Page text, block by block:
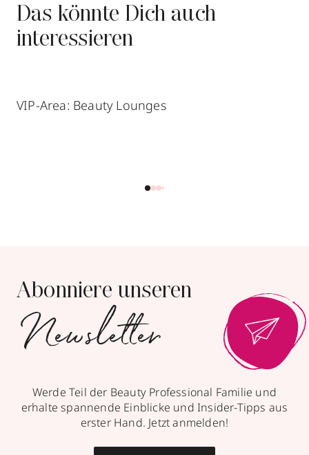
Das könnte Dich auch
interessieren
VIP-Area: Beauty Lounges
Abonniere unseren
Newsletter
Werde Teil der Beauty Professional Familie und
erhalte spannende Einblicke und Insider-Tipps aus
erster Hand. Jetzt anmelden!